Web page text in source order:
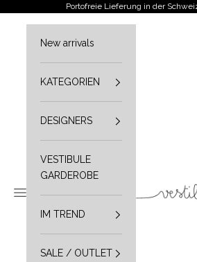
Zum Inhalt springenPortofreie Lieferung in der
Vestibule
Navigationsmenü öffnen
New arrivals
KATEGORIEN
DESIGNERS
VESTIBULE
GARDEROBE
IM TREND
SALE / OUTLET